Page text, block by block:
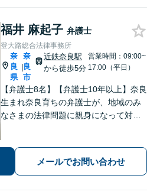
福井 麻起子 弁護士
登大路総合法律事務所
奈
良
県
|
奈
良
市
近鉄奈良駅
から徒歩5分
営業時間：09:00~
17:00（平日）
【弁護士8名】【弁護士10年以上】奈良
生まれ奈良育ちの弁護士が、地域のみ
なさまの法律問題に親身になって対応
を伺うことを大切にしています【近鉄
奈良駅5分】【オンライン相談可】
メールでお問い合わせ